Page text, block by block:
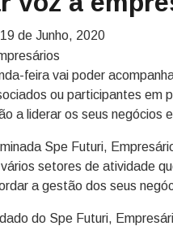
19 de Junho, 2020
feira vai poder
ou participantes em
a liderar os seus negócios
Spe Futuri,
setores de atividade
a gestão dos seus
do Spe Futuri,